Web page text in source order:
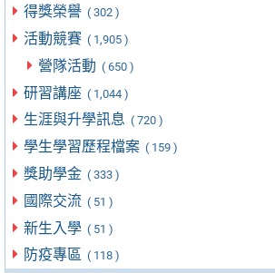
得獎榮譽 ( 302 )
活動競賽 ( 1,905 )
營隊活動 ( 650 )
研習講座 ( 1,044 )
生涯與升學訊息 ( 720 )
學生學習歷程檔案 ( 159 )
獎助學金 ( 333 )
國際交流 ( 51 )
新生入學 ( 51 )
防疫專區 ( 118 )